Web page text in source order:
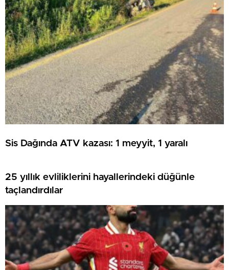
Sis Dağında ATV kazası: 1 meyyit, 1 yaralı
25 yıllık evliliklerini hayallerindeki düğünle
taçlandırdılar